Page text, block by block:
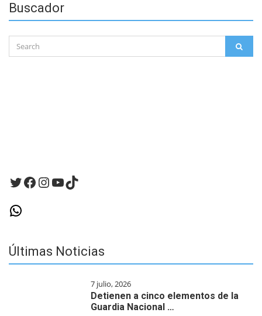
Buscador
Search
for:
Twitter
Facebook
Instagram
YouTube
TikTok
WhatsApp
Últimas Noticias
7 julio, 2026
Detienen a cinco elementos de la
Guardia Nacional …